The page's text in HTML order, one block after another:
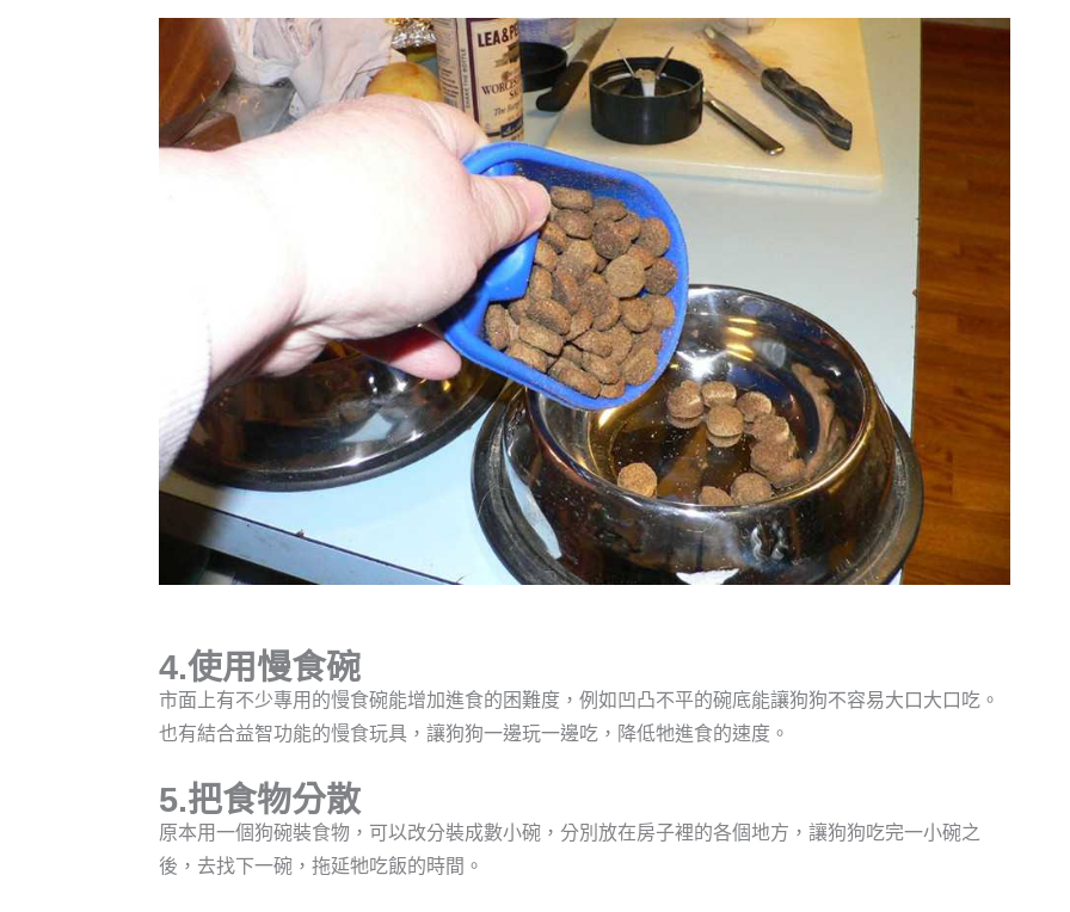
4.使用慢食碗
市面上有不少專用的慢食碗能增加進食的困難度，例如凹凸不平的碗底能讓狗狗不容易大口大口吃。
也有結合益智功能的慢食玩具，讓狗狗一邊玩一邊吃，降低牠進食的速度。
5.把食物分散
原本用一個狗碗裝食物，可以改分裝成數小碗，分別放在房子裡的各個地方，讓狗狗吃完一小碗之
後，去找下一碗，拖延牠吃飯的時間。